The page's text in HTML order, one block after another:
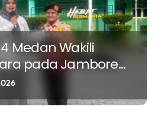
Medan Wakili
pada Jambore
Tahun 2026 di